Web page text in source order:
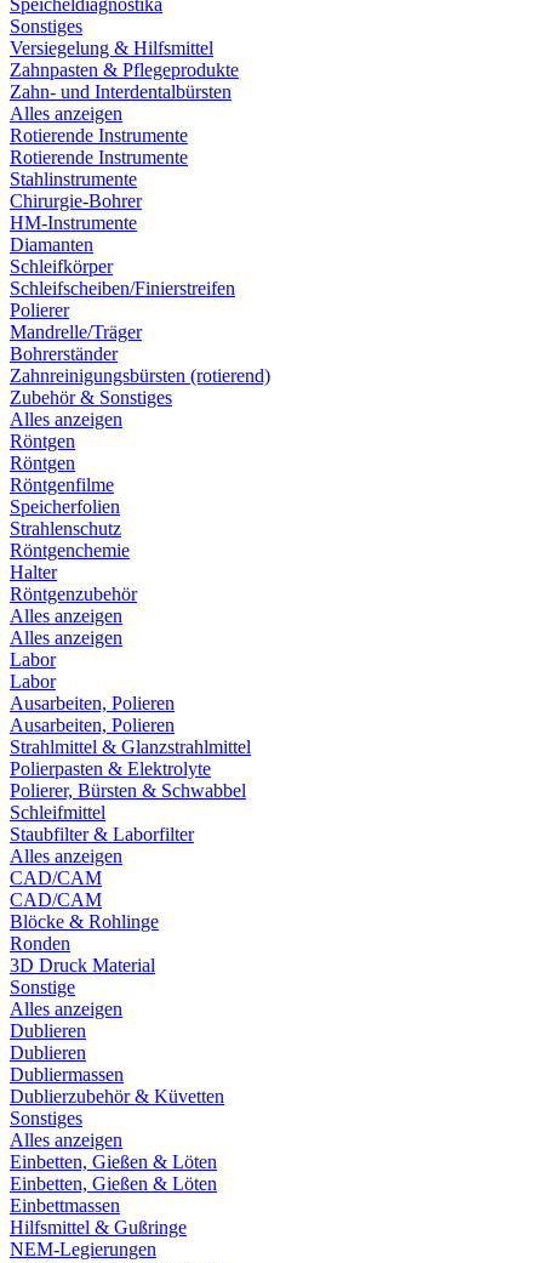
Speicheldiagnostika
Sonstiges
Versiegelung & Hilfsmittel
Zahnpasten & Pflegeprodukte
Zahn- und Interdentalbürsten
Alles anzeigen
Rotierende Instrumente
Rotierende Instrumente
Stahlinstrumente
Chirurgie-Bohrer
HM-Instrumente
Diamanten
Schleifkörper
Schleifscheiben/Finierstreifen
Polierer
Mandrelle/Träger
Bohrerständer
Zahnreinigungsbürsten (rotierend)
Zubehör & Sonstiges
Alles anzeigen
Röntgen
Röntgen
Röntgenfilme
Speicherfolien
Strahlenschutz
Röntgenchemie
Halter
Röntgenzubehör
Alles anzeigen
Alles anzeigen
Labor
Labor
Ausarbeiten, Polieren
Ausarbeiten, Polieren
Strahlmittel & Glanzstrahlmittel
Polierpasten & Elektrolyte
Polierer, Bürsten & Schwabbel
Schleifmittel
Staubfilter & Laborfilter
Alles anzeigen
CAD/CAM
CAD/CAM
Blöcke & Rohlinge
Ronden
3D Druck Material
Sonstige
Alles anzeigen
Dublieren
Dublieren
Dubliermassen
Dublierzubehör & Küvetten
Sonstiges
Alles anzeigen
Einbetten, Gießen & Löten
Einbetten, Gießen & Löten
Einbettmassen
Hilfsmittel & Gußringe
NEM-Legierungen